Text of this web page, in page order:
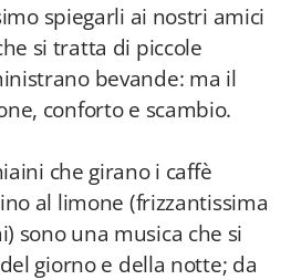
spiegarli ai nostri amici
si tratta di piccole
bevande: ma il
conforto e scambio.
che girano i caffè
al limone (frizzantissima
sono una musica che si
giorno e della notte; da